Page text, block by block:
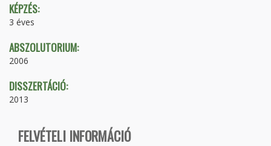
KÉPZÉS:
3 éves
ABSZOLUTORIUM:
2006
DISSZERTÁCIÓ:
2013
FELVÉTELI INFORMÁCIÓ